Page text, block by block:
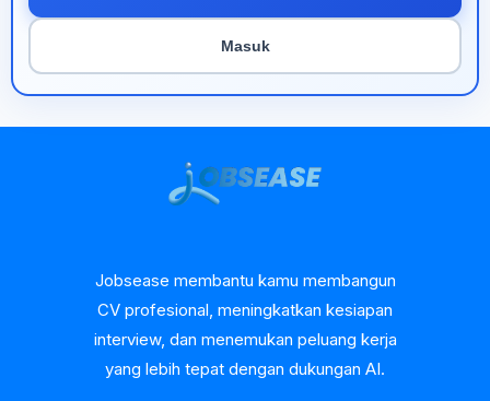
Masuk
Jobsease membantu kamu membangun
CV profesional, meningkatkan kesiapan
interview, dan menemukan peluang kerja
yang lebih tepat dengan dukungan AI.